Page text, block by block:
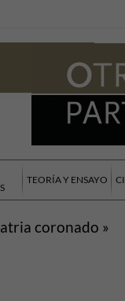
TEORÍA Y ENSAYO
coronado »